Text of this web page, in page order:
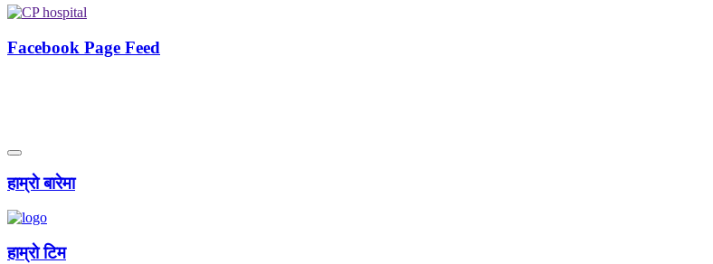
Facebook Page Feed
हाम्राे बारेमा
हाम्राे टिम